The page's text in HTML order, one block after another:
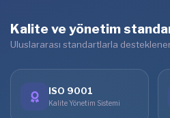
Kalite ve yönetim
Uluslararası standartlarla
ISO 9001
Kalite Yönetim Sistemi